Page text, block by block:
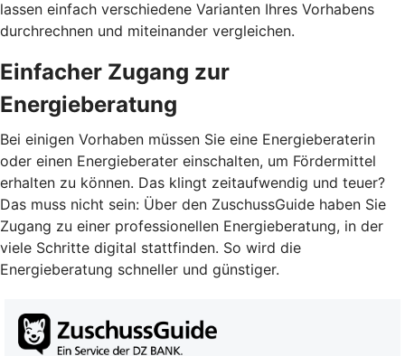
lassen einfach verschiedene Varianten Ihres Vorhabens
durchrechnen und miteinander vergleichen.
Einfacher Zugang zur
Energieberatung
Bei einigen Vorhaben müssen Sie eine Energieberaterin
oder einen Energieberater einschalten, um Fördermittel
erhalten zu können. Das klingt zeitaufwendig und teuer?
Das muss nicht sein: Über den ZuschussGuide haben Sie
Zugang zu einer professionellen Energieberatung, in der
viele Schritte digital stattfinden. So wird die
Energieberatung schneller und günstiger.